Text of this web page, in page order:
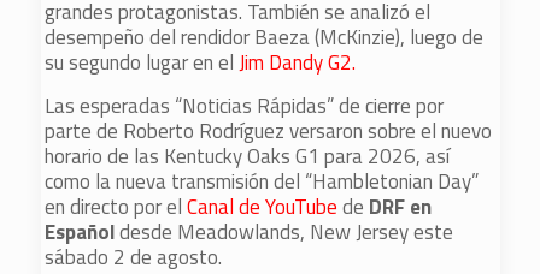
grandes protagonistas. También se analizó el
desempeño del rendidor Baeza (McKinzie), luego de
su segundo lugar en elJim Dandy G2.
Las esperadas “Noticias Rápidas” de cierre por
parte de Roberto Rodríguez versaron sobre el nuevo
horario de las Kentucky Oaks G1 para 2026, así
como la nueva transmisión del “Hambletonian Day”
en directo por elCanal de YouTubede DRF en
Españoldesde Meadowlands, New Jersey este
sábado 2 de agosto.